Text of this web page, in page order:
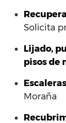
Solicita
Lijado,
pisos de
Moraña